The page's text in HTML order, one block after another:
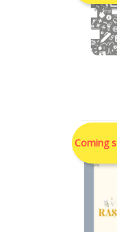
Coming